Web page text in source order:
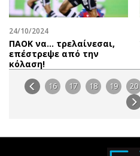
24/10/2024
ΠΑΟΚ να… τρελαίνεσαι,
επέστρεψε από την
κόλαση!
16 17 18 19 20